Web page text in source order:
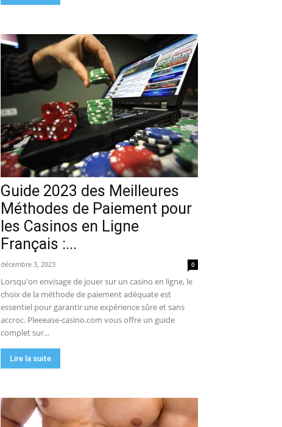
Guide 2023 des Meilleures
Méthodes de Paiement pour
les Casinos en Ligne
Français :...
décembre 3, 2023 0
Lorsqu'on envisage de jouer sur un casino en ligne, le
choix de la méthode de paiement adéquate est
essentiel pour garantir une expérience sûre et sans
accroc. Pleeease-casino.com vous offre un guide
complet sur...
Lire la suite